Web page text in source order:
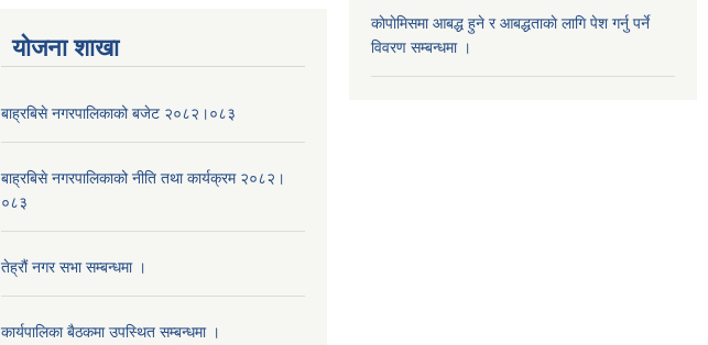
याेजना शाखा
बाह्रबिसे नगरपालिकाको बजेट २०८२।०८३
बाह्रबिसे नगरपालिकाको नीति तथा कार्यक्रम २०८२।
०८३
तेह्रौं नगर सभा सम्बन्धमा ।
कार्यपालिका बैठकमा उपस्थित सम्बन्धमा ।
काेपाेमिसमा आबद्ध हुने र आबद्धताकाे लागि पेश गर्नु पर्ने
विवरण सम्बन्धमा ।